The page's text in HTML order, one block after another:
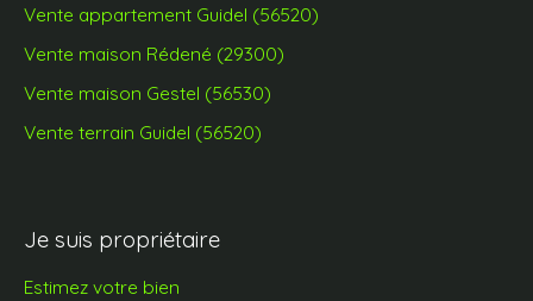
Vente appartement Guidel (56520)
Vente maison Rédené (29300)
Vente maison Gestel (56530)
Vente terrain Guidel (56520)
Je suis propriétaire
Estimez votre bien